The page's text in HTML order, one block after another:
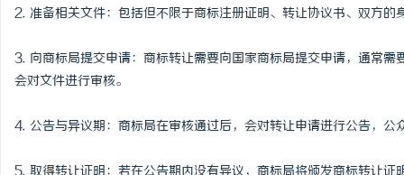
2. 准备相关文件：包括但不限于商标注册证明、转让协议书、双方的
3. 向商标局提交申请：商标转让需要向国家商标局提交申请，通常
会对文件进行审核。
4. 公告与异议期：商标局在审核通过后，会对转让申请进行公告，
5. 取得转让证明：若在公告期内没有异议，商标局将颁发商标转让证